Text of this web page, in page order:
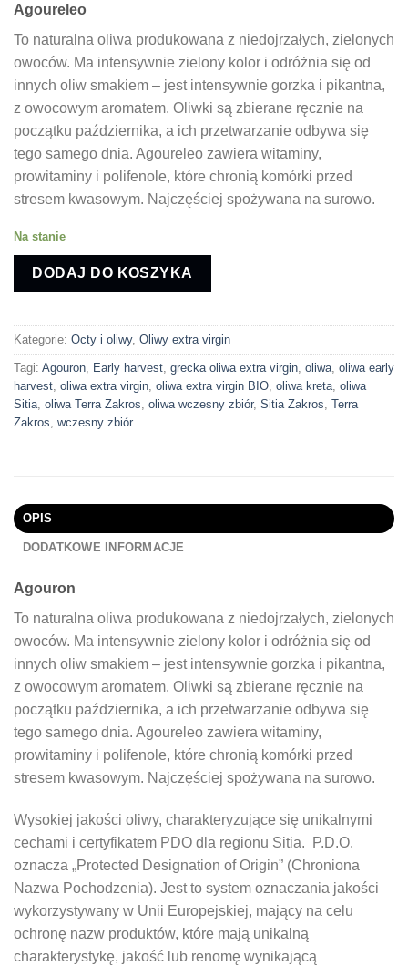
Agoureleo
To naturalna oliwa produkowana z niedojrzałych, zielonych
owoców. Ma intensywnie zielony kolor i odróżnia się od
innych oliw smakiem – jest intensywnie gorzka i pikantna,
z owocowym aromatem. Oliwki są zbierane ręcznie na
początku października, a ich przetwarzanie odbywa się
tego samego dnia. Agoureleo zawiera witaminy,
prowitaminy i polifenole, które chronią komórki przed
stresem kwasowym. Najczęściej spożywana na surowo.
Na stanie
DODAJ DO KOSZYKA
Kategorie: Octy i oliwy, Oliwy extra virgin
Tagi: Agouron, Early harvest, grecka oliwa extra virgin, oliwa, oliwa early
harvest, oliwa extra virgin, oliwa extra virgin BIO, oliwa kreta, oliwa
Sitia, oliwa Terra Zakros, oliwa wczesny zbiór, Sitia Zakros, Terra
Zakros, wczesny zbiór
OPIS
DODATKOWE INFORMACJE
Agouron
To naturalna oliwa produkowana z niedojrzałych, zielonych
owoców. Ma intensywnie zielony kolor i odróżnia się od
innych oliw smakiem – jest intensywnie gorzka i pikantna,
z owocowym aromatem. Oliwki są zbierane ręcznie na
początku października, a ich przetwarzanie odbywa się
tego samego dnia. Agoureleo zawiera witaminy,
prowitaminy i polifenole, które chronią komórki przed
stresem kwasowym. Najczęściej spożywana na surowo.
Wysokiej jakości oliwy, charakteryzujące się unikalnymi
cechami i certyfikatem PDO dla regionu Sitia. P.D.O.
oznacza „Protected Designation of Origin” (Chroniona
Nazwa Pochodzenia). Jest to system oznaczania jakości
wykorzystywany w Unii Europejskiej, mający na celu
ochronę nazw produktów, które mają unikalną
charakterystykę, jakość lub renomę wynikającą